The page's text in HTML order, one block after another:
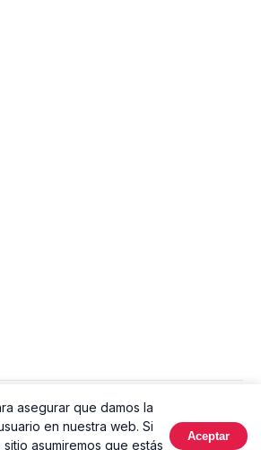
Todos los derechos reservados.
Hecho con
asegurar que damos la
en nuestra web. Si
asumiremos que estás
Aceptar